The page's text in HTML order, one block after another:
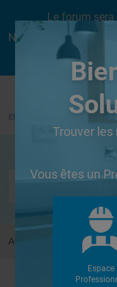
Le forum
Nous aurons le plaisir
Accueil Forums
Trouver les
Vous êtes un
Espace